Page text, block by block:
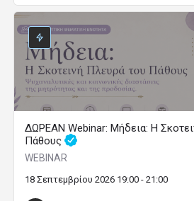
ΔΩΡΕΑΝ Webinar: Μήδεια: Η
Πάθους
WEBINAR
18 Σεπτεμβρίου 2026 19:00 - 21:00